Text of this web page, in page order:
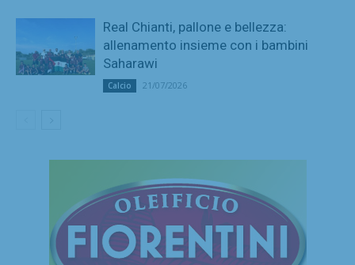
Real Chianti, pallone e bellezza:
allenamento insieme con i bambini
Saharawi
Calcio 21/07/2026